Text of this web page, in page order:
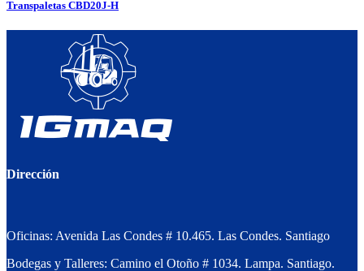
Transpaletas CBD20J-H
Dirección
Oficinas: Avenida Las Condes # 10.465. Las Condes. Santiago
Bodegas y Talleres: Camino el Otoño # 1034. Lampa. Santiago.